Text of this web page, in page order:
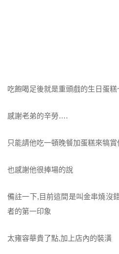
吃飽喝足後就是重頭戲的生日蛋糕
感謝老弟的辛勞….
只能請他吃一頓晚餐加蛋糕來犒賞
也感謝他很捧場的說
備註一下,目前這間是叫金串燒沒
者的第一印象
太雍容華貴了點,加上店內的裝潢